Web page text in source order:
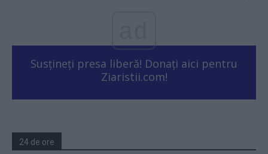
Susțineți presa liberă! Donați aici pentru
Ziaristii.com!
24 de ore